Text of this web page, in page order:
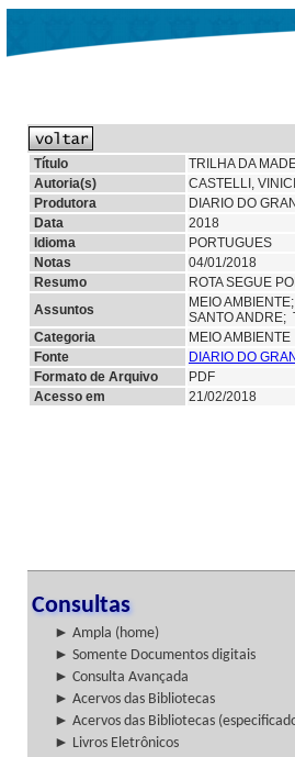
Título
TRILHA DA
Autoria(s)
CASTELLI,
Produtora
DIARIO DO
Data
2018
Idioma
PORTUGUES
Notas
04/01/2018
Resumo
ROTA SEGUE
Assuntos
MEIO AMBIENTE;
SANTO ANDRE;
Categoria
MEIO AMBIENTE
Fonte
DIARIO DO
Formato de Arquivo
PDF
Acesso em
21/02/2018
Consultas
► Ampla (home)
► Somente Documentos digitais
► Consulta Avançada
► Acervos das Bibliotecas
► Acervos das Bibliotecas
► Livros Eletrônicos